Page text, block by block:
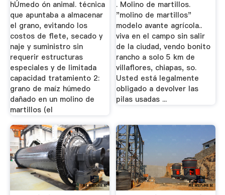
hÚmedo ón animal. técnica
que apuntaba a almacenar
el grano, evitando los
costos de flete, secado y
naje y suministro sin
requerir estructuras
especiales y de limitada
capacidad tratamiento 2:
grano de maíz húmedo
dañado en un molino de
martillos (el
. Molino de martillos.
"molino de martillos"
modelo avante agrícola..
viva en el campo sin salir
de la ciudad, vendo bonito
rancho a solo 5 km de
villaflores, chiapas, so.
Usted está legalmente
obligado a devolver las
pilas usadas ...